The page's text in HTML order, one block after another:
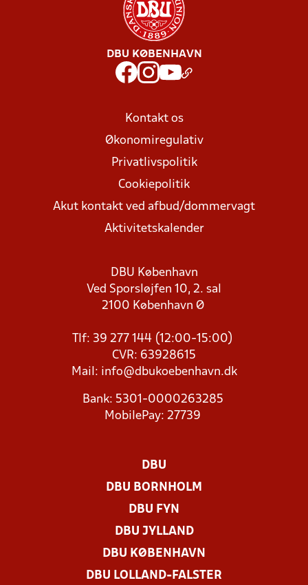
DBU KØBENHAVN
Kontakt os
Økonomiregulativ
Privatlivspolitik
Cookiepolitik
Akut kontakt ved afbud/dommervagt
Aktivitetskalender
DBU København
Ved Sporsløjfen 10, 2. sal
2100 København Ø
Tlf: 39 277 144 (12:00-15:00)
CVR: 63928615
Mail: info@dbukoebenhavn.dk
Bank: 5301-0000263285
MobilePay: 27739
DBU
DBU BORNHOLM
DBU FYN
DBU JYLLAND
DBU KØBENHAVN
DBU LOLLAND-FALSTER